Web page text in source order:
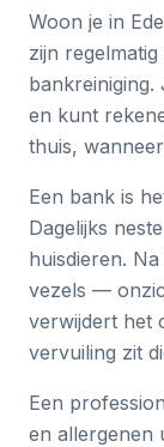
Woon je in
zijn
en kunt
thuis,
Een bank is
Dagelijks
huisdieren.
vezels —
verwijdert het
vervuiling zit
Een
en allergenen